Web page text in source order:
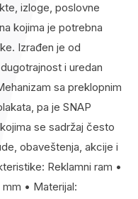
izloge, poslovne
kojima je potrebna
Izrađen je od
i uredan
sa preklopnim
pa je SNAP
se sadržaj često
obaveštenja, akcije i
Reklamni ram •
• Materijal: